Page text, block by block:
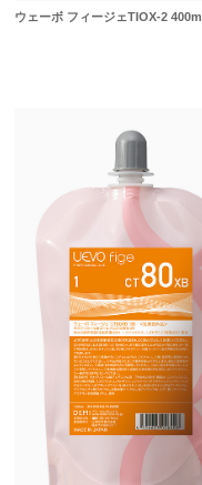
ウェーボ フィージェTIOX-2 400ml